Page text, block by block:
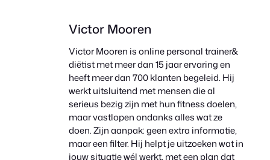
Victor Mooren
Victor Mooren is online personal trainer&
diëtist met meer dan 15 jaar ervaring en
heeft meer dan 700 klanten begeleid. Hij
werkt uitsluitend met mensen die al
serieus bezig zijn met hun fitness doelen,
maar vastlopen ondanks alles wat ze
doen. Zijn aanpak: geen extra informatie,
maar een filter. Hij helpt je uitzoeken wat in
jouw situatie wél werkt, met een plan dat